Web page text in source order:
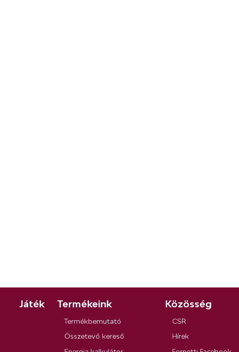
Játék Termékeink
Termékbemutató
Összetevő kereső
Közösség
CSR
Hírek